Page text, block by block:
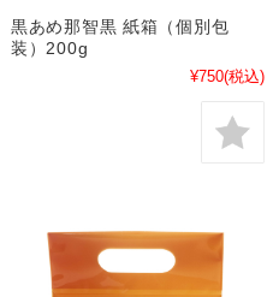
黒あめ那智黒 紙箱（個別包
装）200g
¥750(税込)